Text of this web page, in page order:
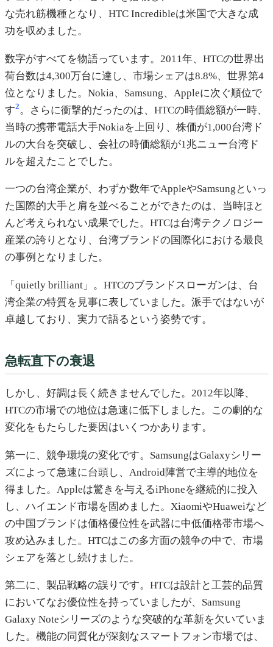
な売れ筋機種となり、HTC Incredibleは米国で大きな成
功を収めました。
数字がすべてを物語っています。2011年、HTCの世界出
荷台数は4,300万台に達し、市場シェアは8.8%、世界第4
位となりました。Nokia、Samsung、Appleに次ぐ順位で
す2 。さらに衝撃的だったのは、HTCの時価総額が一時、
当時の携帯電話大手Nokiaを上回り、株価が1,000台湾ド
ルの大台を突破し、会社の時価総額が1兆ニュー台湾ド
ルを超えたことでした。
一つの台湾企業が、わずか数年でAppleやSamsungといっ
た国際的大手と肩を並べることができたのは、当時ほと
んど考えられない成果でした。HTCは台湾テクノロジー
産業の誇りとなり、台湾ブランドの国際化における最良
の事例となりました。
「quietly brilliant」。HTCのブランドスローガンは、台
湾企業の特質を見事に表していました。派手ではないが
卓越しており、実力で語るという姿勢です。
急転直下の衰退
しかし、好調は長く続きませんでした。2012年以降、
HTCの市場での地位は急速に低下しました。この劇的な
変化をもたらした要因はいくつかあります。
第一に、競争環境の変化です。SamsungはGalaxyシリー
ズによって急速に台頭し、Android陣営で主導的地位を
得ました。Appleは驚きを与えるiPhoneを継続的に投入
し、ハイエンド市場を固めました。XiaomiやHuaweiなど
の中国ブランドは価格優位性を武器に中低価格帯市場へ
攻め込みました。HTCはこの多方面の競争の中で、市場
シェアを落とし続けました。
第二に、製品戦略の誤りです。HTCは設計と工芸的品質
においてなお優位性を持っていましたが、Samsung
Galaxy Noteシリーズのような突破的な革新を欠いていま
した。機能の同質化が深刻なスマートフォン市場では、